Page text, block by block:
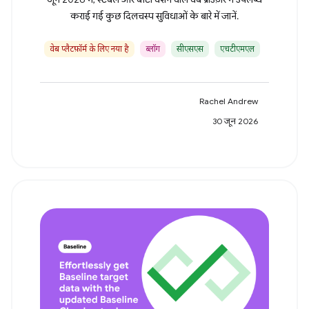
कराई गई कुछ दिलचस्प सुविधाओं के बारे में जानें.
वेब प्लैटफ़ॉर्म के लिए नया है ब्लॉग सीएसएस एचटीएमएल
Rachel Andrew
30 जून 2026